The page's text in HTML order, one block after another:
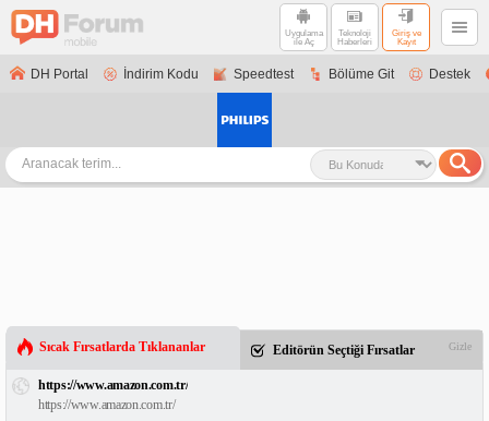
Uygulama
ile Aç
Teknoloji
Haberleri
Giriş ve
Kayıt
DH Portal İndirim Kodu Speedtest Bölüme Git Destek
Sıcak Fırsatlarda Tıklananlar Editörün Seçtiği Fırsatlar Gizle
https://www.amazon.com.tr/
https://www.amazon.com.tr/